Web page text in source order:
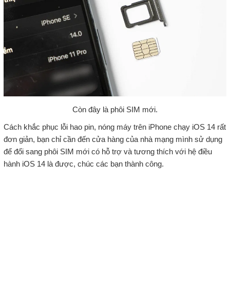
Còn đây là phôi SIM mới.
Cách khắc phục lỗi hao pin, nóng máy trên iPhone chạy iOS 14 rất
đơn giản, bạn chỉ cần đến cửa hàng của nhà mạng mình sử dụng
để đổi sang phôi SIM mới có hỗ trợ và tương thích với hệ điều
hành iOS 14 là được, chúc các bạn thành công.